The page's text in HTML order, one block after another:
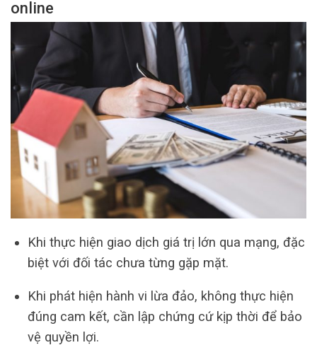
online
Khi thực hiện giao dịch giá trị lớn qua mạng, đặc
biệt với đối tác chưa từng gặp mặt.
Khi phát hiện hành vi lừa đảo, không thực hiện
đúng cam kết, cần lập chứng cứ kịp thời để bảo
vệ quyền lợi.